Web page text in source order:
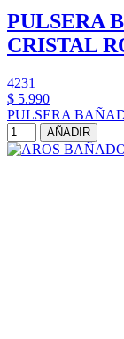
PULSERA
CRISTAL
4231
$ 5.990
PULSERA
AÑADIR